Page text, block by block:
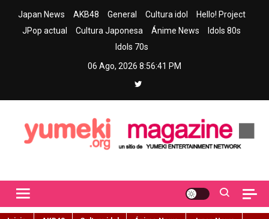
Japan News AKB48 General Cultura idol
Hello! Project
JPop actual
Cultura Japonesa Ánime News
Idols 80s
Idols 70s
06 Ago, 2026 8:56:42 PM